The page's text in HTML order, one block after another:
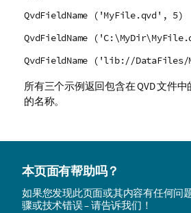
QvdFieldName ('MyFile.qvd', 5)
QvdFieldName
QvdFieldName ('lib://
所有三个示例返回包含在QVD文件中
的名称。
本页面有帮助吗？
如果您发现此页面或其内容有任何问
骤或技术错误 – 请告诉我们！